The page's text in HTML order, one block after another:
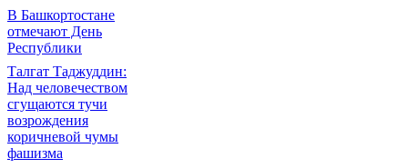
В Башкортостане
отмечают День
Республики
Талгат Таджуддин:
Над человечеством
сгущаются тучи
возрождения
коричневой чумы
фашизма